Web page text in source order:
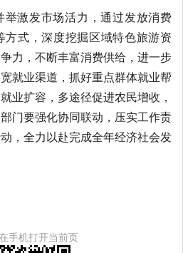
举激发市场活力，通过发放消费
方式，深度挖掘区域特色旅游资
力，不断丰富消费供给，进一步
就业渠道，抓好重点群体就业帮
业扩容，多途径促进农民增收，
门要强化协同联动，压实工作责
，全力以赴完成全年经济社会发
手机打开当前页